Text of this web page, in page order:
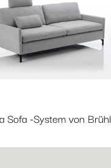
Sofa -System von Brühl